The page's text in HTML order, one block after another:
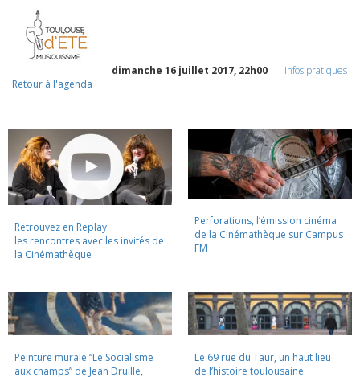
dimanche 16 juillet 2017, 22h00
Infos pratiques
Retour à l'agenda
Retrouvez en Replay
les rencontres avec les invités de
la Cinémathèque
Perforations, l’émission cinéma
de la Cinémathèque sur Campus
FM
Peinture murale “Le Socialisme
aux champs” de Jean Druille,
Le 69 rue du Taur, un haut lieu
de l’histoire toulousaine